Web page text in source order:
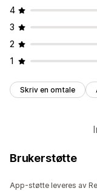
4
3
2
1
Skriv en omtale
Brukerstøtte
App-støtte leveres av